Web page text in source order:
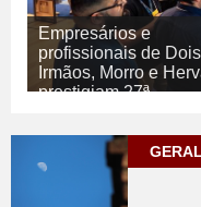
Empresários e
profissionais de Dois
Irmãos, Morro e
prestigiam 27ª
07/08/2026
ECONOMIA
GERAL